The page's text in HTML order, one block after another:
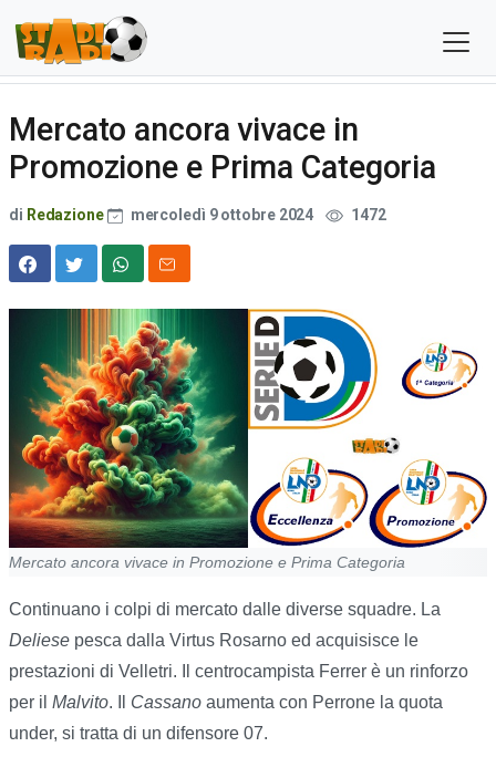
Mercato ancora vivace in
Promozione e Prima Categoria
di Redazione mercoledì 9 ottobre 2024 1472
Mercato ancora vivace in Promozione e Prima Categoria
Continuano i colpi di mercato dalle diverse squadre. La
Deliese pesca dalla Virtus Rosarno ed acquisisce le
prestazioni di Velletri. Il centrocampista Ferrer è un rinforzo
per il Malvito. Il Cassano aumenta con Perrone la quota
under, si tratta di un difensore 07.